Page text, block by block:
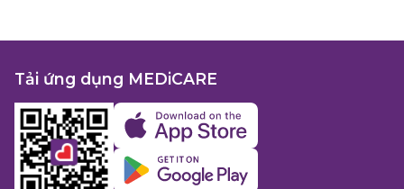
Tải ứng dụng MEDiCARE